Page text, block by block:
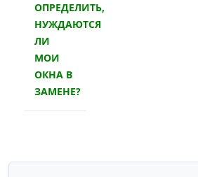
ОПРЕДЕЛИТЬ,
НУЖДАЮТСЯ
ЛИ
МОИ
ОКНА В
ЗАМЕНЕ?